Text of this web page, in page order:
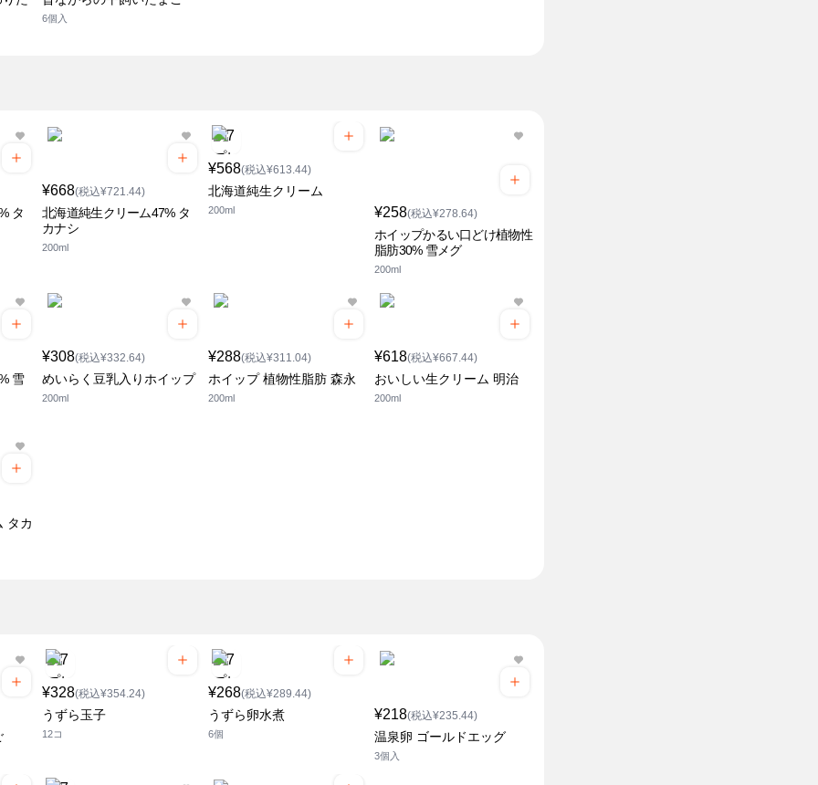
6個入
タ
¥668(税込¥721.44)
北海道純生クリーム47% タ
カナシ
200ml
¥568(税込¥613.44)
北海道純生クリーム
200ml ¥258(税込¥278.64)
ホイップかるい口どけ植物性
脂肪30% 雪メグ
200ml
雪
¥308(税込¥332.64)
めいらく豆乳入りホイップ
200ml
¥288(税込¥311.04)
ホイップ 植物性脂肪 森永
200ml
¥618(税込¥667.44)
おいしい生クリーム 明治
200ml
タカ
¥328(税込¥354.24)
うずら玉子
12コ
¥268(税込¥289.44)
うずら卵水煮
6個
¥218(税込¥235.44)
温泉卵 ゴールドエッグ
3個入